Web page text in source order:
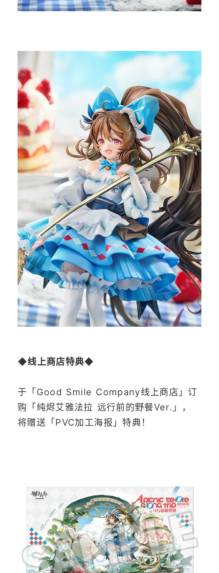
◆线上商店特典◆
于「Good Smile Company线上商店」订
购「纯烬艾雅法拉 远行前的野餐Ver. 」，
将赠送「PVC加工海报 」特典！